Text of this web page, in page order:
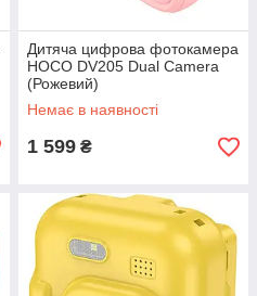
Дитяча цифрова фотокамера
HOCO DV205 Dual Сamera
(Рожевий)
Немає в наявності
1 599 ₴